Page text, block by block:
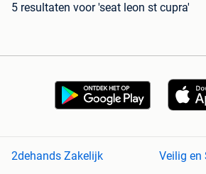
5 resultaten voor 'seat leon st cupra'
2dehands Zakelijk Veilig en